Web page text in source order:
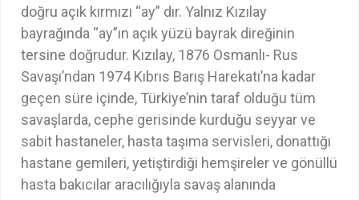
doğru açık kırmızı “ay” dır. Yalnız Kızılay
bayrağında “ay”ın açık yüzü bayrak direğinin
tersine doğrudur. Kızılay, 1876 Osmanlı- Rus
Savaşı’ndan 1974 Kıbrıs Barış Harekatı’na kadar
geçen süre içinde, Türkiye’nin taraf olduğu tüm
savaşlarda, cephe gerisinde kurduğu seyyar ve
sabit hastaneler, hasta taşıma servisleri, donattığı
hastane gemileri, yetiştirdiği hemşireler ve gönüllü
hasta bakıcılar aracılığıyla savaş alanında